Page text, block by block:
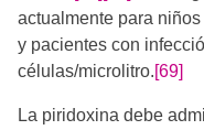
actualmente para
y pacientes con
células/microlitro.[69]
La piridoxina debe